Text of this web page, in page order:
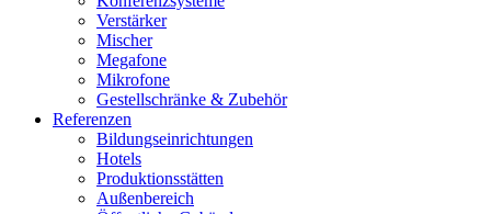
Verstärker
Mischer
Megafone
Mikrofone
Gestellschränke & Zubehör
Referenzen
Bildungseinrichtungen
Hotels
Produktionsstätten
Außenbereich